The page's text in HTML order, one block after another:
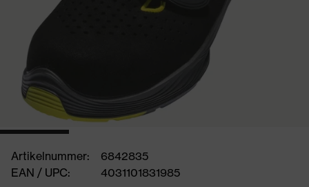
Artikelnummer:
6842835
EAN / UPC:
4031101831985